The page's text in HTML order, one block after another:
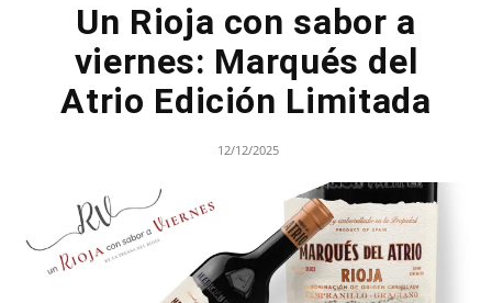
Un Rioja con sabor a
viernes: Marqués del
Atrio Edición Limitada
12/12/2025